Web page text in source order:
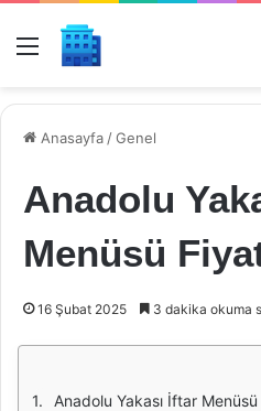
Menü
Anasayfa /Genel
Anadolu
Menüsü
16 Şubat 2025 3 dakika okuma
Anadolu Yakası İftar